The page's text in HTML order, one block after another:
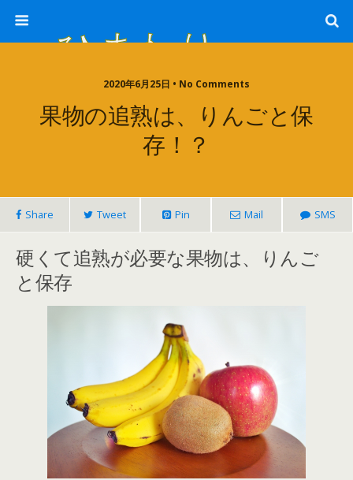
ひまわり畑 sunflower-field
2020年6月25日 • No Comments
果物の追熟は、りんごと保
存！？
Share Tweet Pin Mail SMS
硬くて追熟が必要な果物は、りんご
と保存